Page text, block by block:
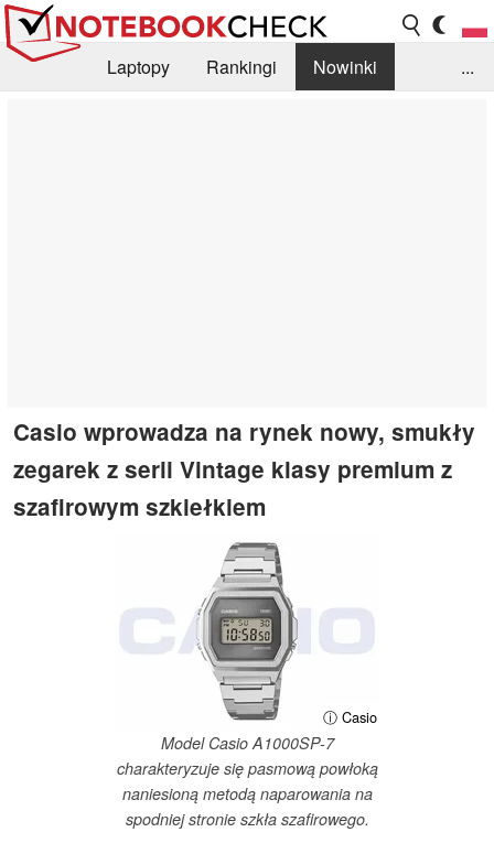
Laptopy Rankingi
Nowinki
...
Casio wprowadza na rynek nowy, smukły
zegarek z serii Vintage klasy premium z
szafirowym szkiełkiem
ⓘ Casio
Model Casio A1000SP-7
charakteryzuje się pasmową powłoką
naniesioną metodą naparowania na
spodniej stronie szkła szafirowego.